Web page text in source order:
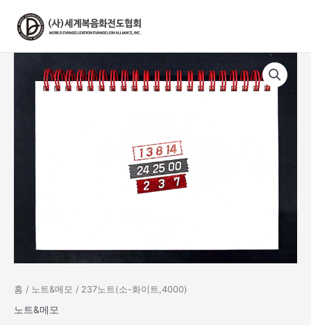
홈 / 노트&메모 / 237노트(소-화이트,4000)
노트&메모